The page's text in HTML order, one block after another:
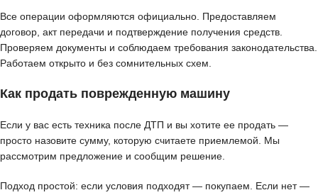
Все операции оформляются официально. Предоставляем
договор, акт передачи и подтверждение получения средств.
Проверяем документы и соблюдаем требования законодательства.
Работаем открыто и без сомнительных схем.
Как продать поврежденную машину
Если у вас есть техника после ДТП и вы хотите ее продать —
просто назовите сумму, которую считаете приемлемой. Мы
рассмотрим предложение и сообщим решение.
Подход простой: если условия подходят — покупаем. Если нет —